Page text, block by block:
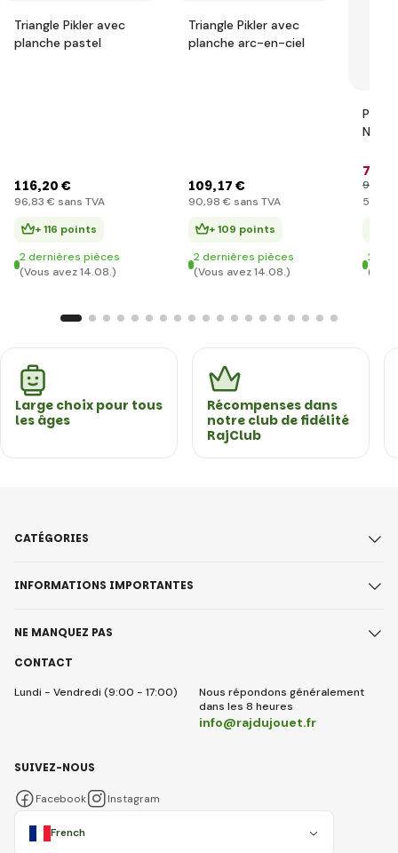
Triangle Pikler avec
planche pastel
116,20 €
96,83 € sans TVA
+ 116 points
2 dernières pièces
(Vous avez 14.08.)
Triangle Pikler avec
planche arc-en-ciel
109,17 €
90,98 € sans TVA
+ 109 points
2 dernières pièces
(Vous avez 14.08.)
Ninja
71
97
59
2
Large choix pour tous
les âges
Récompenses dans
notre club de fidélité
RajClub
CONTACT
Lundi - Vendredi (9:00 - 17:00)
Nous répondons généralement
dans les 8 heures
info@rajdujouet.fr
CATÉGORIES
INFORMATIONS IMPORTANTES
NE MANQUEZ PAS
French
SUIVEZ-NOUS
Facebook Instagram